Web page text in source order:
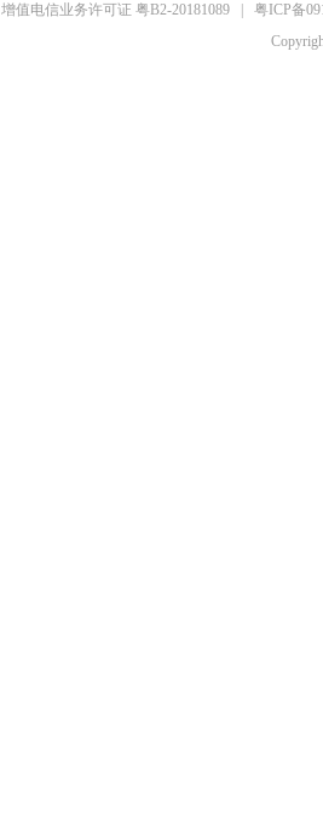
增值电信业务许可证 粤B2-20181089 | 粤ICP备